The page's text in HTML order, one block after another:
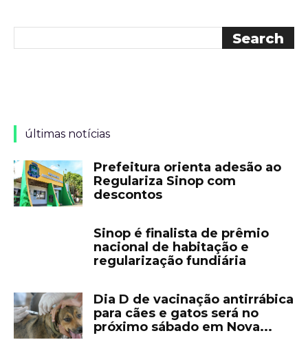
últimas notícias
Prefeitura orienta adesão ao
Regulariza Sinop com
descontos
Sinop é finalista de prêmio
nacional de habitação e
regularização fundiária
Dia D de vacinação antirrábica
para cães e gatos será no
próximo sábado em Nova...